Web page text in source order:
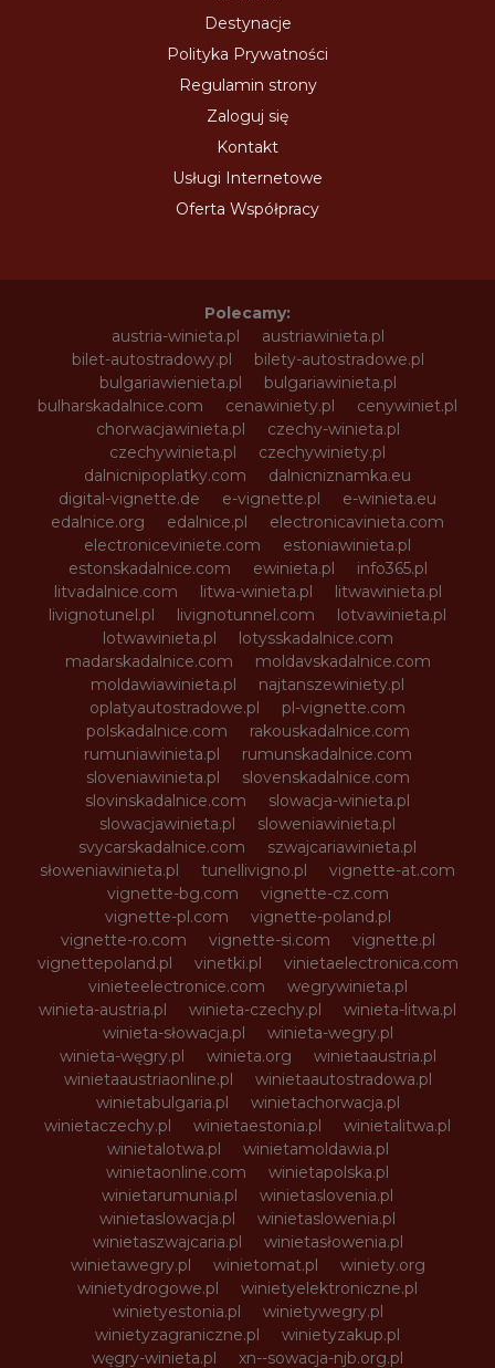
Destynacje
Polityka Prywatności
Regulamin strony
Zaloguj się
Kontakt
Usługi Internetowe
Oferta Współpracy
Polecamy:
austria-winieta.pl
austriawinieta.pl
bilet-autostradowy.pl
bilety-autostradowe.pl
bulgariawienieta.pl
bulgariawinieta.pl
bulharskadalnice.com
cenawiniety.pl
cenywiniet.pl
chorwacjawinieta.pl
czechy-winieta.pl
czechywinieta.pl
czechywiniety.pl
dalnicnipoplatky.com
dalnicniznamka.eu
digital-vignette.de
e-vignette.pl
e-winieta.eu
edalnice.org
edalnice.pl
electronicavinieta.com
electroniceviniete.com
estoniawinieta.pl
estonskadalnice.com
ewinieta.pl
info365.pl
litvadalnice.com
litwa-winieta.pl
litwawinieta.pl
livignotunel.pl
livignotunnel.com
lotvawinieta.pl
lotwawinieta.pl
lotysskadalnice.com
madarskadalnice.com
moldavskadalnice.com
moldawiawinieta.pl
najtanszewiniety.pl
oplatyautostradowe.pl
pl-vignette.com
polskadalnice.com
rakouskadalnice.com
rumuniawinieta.pl
rumunskadalnice.com
sloveniawinieta.pl
slovenskadalnice.com
slovinskadalnice.com
slowacja-winieta.pl
slowacjawinieta.pl
sloweniawinieta.pl
svycarskadalnice.com
szwajcariawinieta.pl
słoweniawinieta.pl
tunellivigno.pl
vignette-at.com
vignette-bg.com
vignette-cz.com
vignette-pl.com
vignette-poland.pl
vignette-ro.com
vignette-si.com
vignette.pl
vignettepoland.pl
vinetki.pl
vinietaelectronica.com
vinieteelectronice.com
wegrywinieta.pl
winieta-austria.pl
winieta-czechy.pl
winieta-litwa.pl
winieta-słowacja.pl
winieta-wegry.pl
winieta-węgry.pl
winieta.org
winietaaustria.pl
winietaaustriaonline.pl
winietaautostradowa.pl
winietabulgaria.pl
winietachorwacja.pl
winietaczechy.pl
winietaestonia.pl
winietalitwa.pl
winietalotwa.pl
winietamoldawia.pl
winietaonline.com
winietapolska.pl
winietarumunia.pl
winietaslovenia.pl
winietaslowacja.pl
winietaslowenia.pl
winietaszwajcaria.pl
winietasłowenia.pl
winietawegry.pl
winietomat.pl
winiety.org
winietydrogowe.pl
winietyelektroniczne.pl
winietyestonia.pl
winietywegry.pl
winietyzagraniczne.pl
winietyzakup.pl
węgry-winieta.pl
xn--sowacja-njb.org.pl